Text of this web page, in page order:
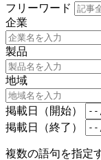
フリーワード
企業
製品
地域
掲載日（開始）
掲載日（終了）
複数の語句を指定